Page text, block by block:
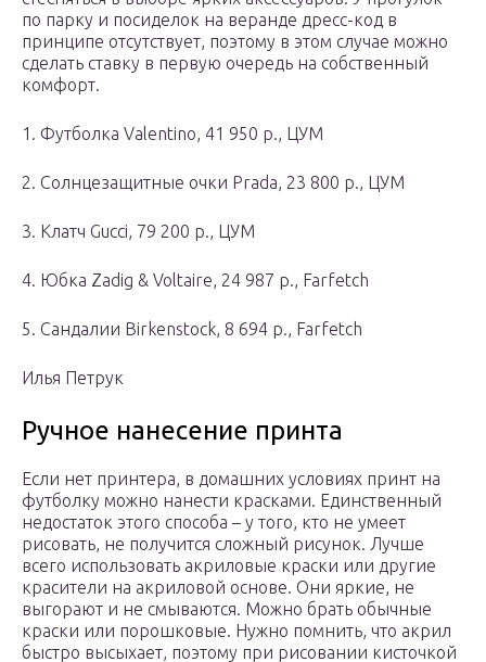
по парку и посиделок на веранде дресс-код в
принципе отсутствует, поэтому в этом случае можно
сделать ставку в первую очередь на собственный
комфорт.
1. Футболка Valentino, 41 950 р., ЦУМ
2. Солнцезащитные очки Prada, 23 800 р., ЦУМ
3. Клатч Gucci, 79 200 р., ЦУМ
4. Юбка Zadig & Voltaire, 24 987 р., Farfetch
5. Сандалии Birkenstock, 8 694 р., Farfetch
Илья Петрук
Ручное нанесение принта
Если нет принтера, в домашних условиях принт на
футболку можно нанести красками. Единственный
недостаток этого способа – у того, кто не умеет
рисовать, не получится сложный рисунок. Лучше
всего использовать акриловые краски или другие
красители на акриловой основе. Они яркие, не
выгорают и не смываются. Можно брать обычные
краски или порошковые. Нужно помнить, что акрил
быстро высыхает, поэтому при рисовании кисточкой